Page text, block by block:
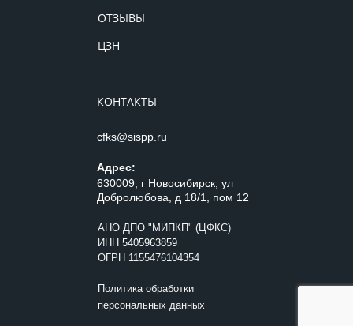
ОТЗЫВЫ
ЦЗН
КОНТАКТЫ
cfks@sispp.ru
Адрес:
630009, г Новосибирск, ул
Добролюбова, д 18/1, пом 12
АНО ДПО "МИПКП" (ЦФКС)
ИНН 5405963859
ОГРН 1155476104354
Политика обработки
персональных данных